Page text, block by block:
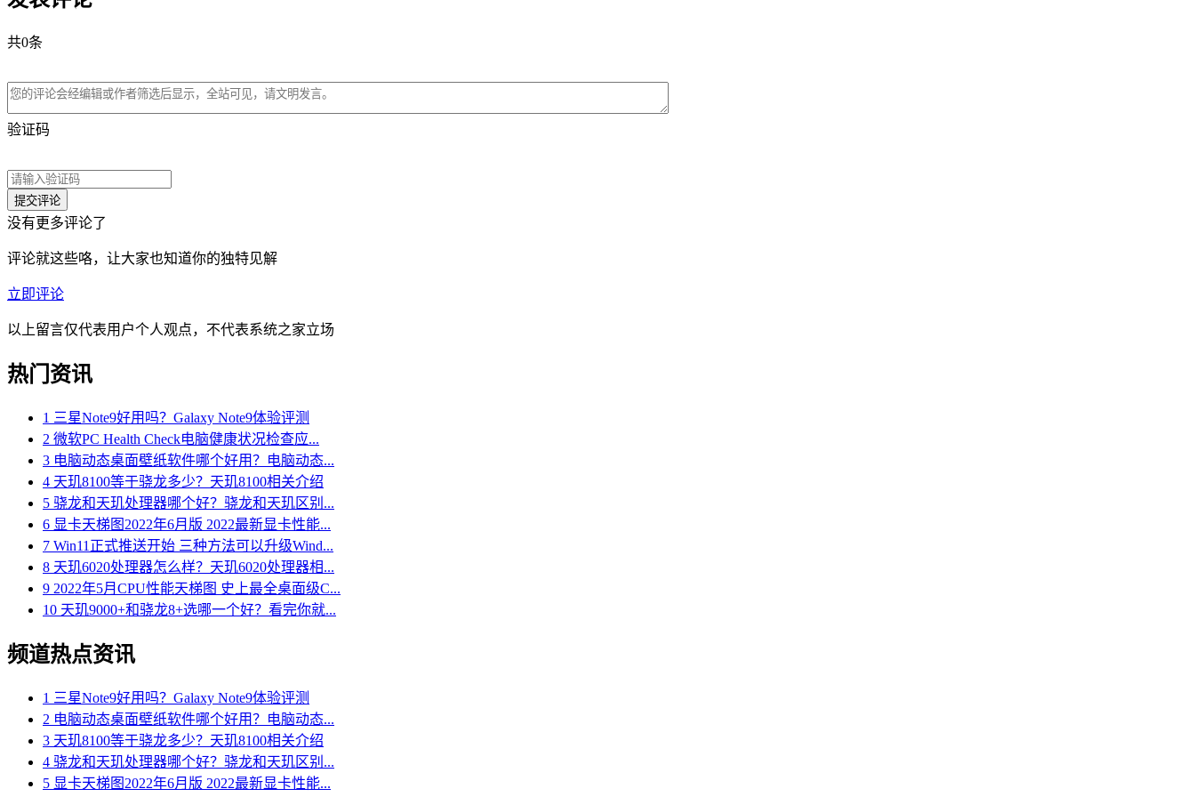
共0条
验证码
没有更多评论了
评论就这些咯，让大家也知道你的独特见解
立即评论
以上留言仅代表用户个人观点，不代表系统之家立场
热门资讯
1 三星Note9好用吗？Galaxy Note9体验评测
2 微软PC Health Check电脑健康状况检查应...
3 电脑动态桌面壁纸软件哪个好用？电脑动态...
4 天玑8100等于骁龙多少？天玑8100相关介绍
5 骁龙和天玑处理器哪个好？骁龙和天玑区别...
6 显卡天梯图2022年6月版 2022最新显卡性能...
7 Win11正式推送开始 三种方法可以升级Wind...
8 天玑6020处理器怎么样？天玑6020处理器相...
9 2022年5月CPU性能天梯图 史上最全桌面级C...
10 天玑9000+和骁龙8+选哪一个好？看完你就...
频道热点资讯
1 三星Note9好用吗？Galaxy Note9体验评测
2 电脑动态桌面壁纸软件哪个好用？电脑动态...
3 天玑8100等于骁龙多少？天玑8100相关介绍
4 骁龙和天玑处理器哪个好？骁龙和天玑区别...
5 显卡天梯图2022年6月版 2022最新显卡性能...